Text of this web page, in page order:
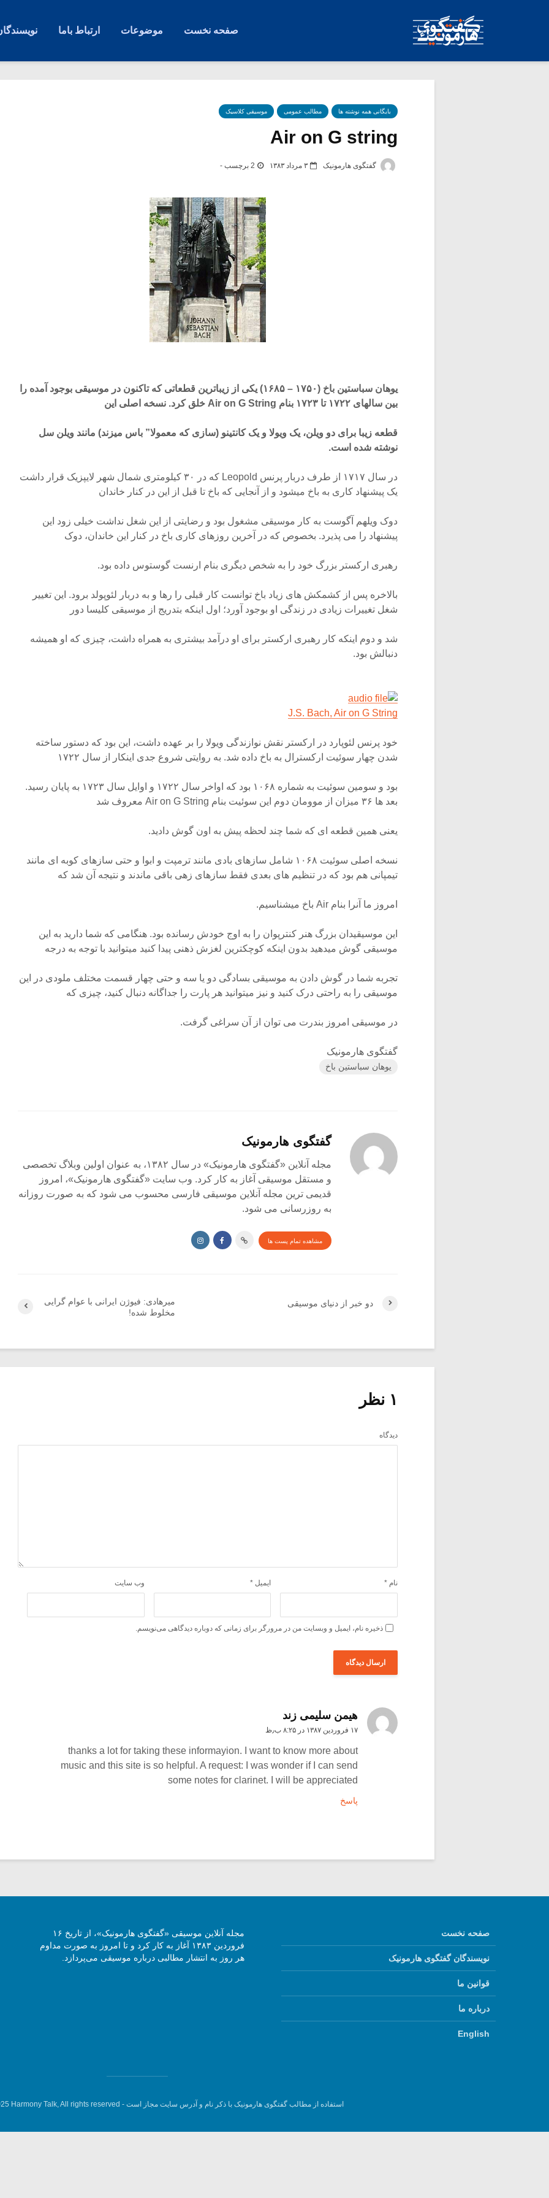
صفحه نخست موضوعات ارتباط باما
بایگانی همه نوشته ها مطالب عمومی موسیقی کلاسیک
Air on G string
گفتگوی هارمونیک ۳ مرداد ۱۳۸۳ 2 برچسب -
یوهان سباستین باخ (۱۷۵۰ – ۱۶۸۵) یکی از زیباترین قطعاتی که تاکنون در موسیقی بوجود آمده را
بین سالهای ۱۷۲۲ تا ۱۷۲۳ بنام Air on G String خلق کرد. نسخه اصلی این
قطعه زیبا برای دو ویلن، یک ویولا و یک کانتینو (سازی که معمولا” باس میزند) مانند ویلن سل
نوشته شده است.
در سال ۱۷۱۷ از طرف دربار پرنس Leopold که در ۳۰ کیلومتری شمال شهر لایپزیک قرار داشت
یک پیشنهاد کاری به باخ میشود و از آنجایی که باخ تا قبل از این در کنار خاندان
دوک ویلهم آگوست به کار موسیقی مشغول بود و رضایتی از این شغل نداشت خیلی زود این
پیشنهاد را می پذیرد. بخصوص که در آخرین روزهای کاری باخ در کنار این خاندان، دوک
رهبری ارکستر بزرگ خود را به شخص دیگری بنام ارنست گوستوس داده بود.
بالاخره پس از کشمکش های زیاد باخ توانست کار قبلی را رها و به دربار لئوپولد برود. این تغییر
شغل تغییرات زیادی در زندگی او بوجود آورد؛ اول اینکه بتدریج از موسیقی کلیسا دور
شد و دوم اینکه کار رهبری ارکستر برای او درآمد بیشتری به همراه داشت، چیزی که او همیشه
دنبالش بود.
J.S. Bach, Air on G String
خود پرنس لئوپارد در ارکستر نقش نوازندگی ویولا را بر عهده داشت، این بود که دستور ساخته
شدن چهار سوئیت ارکسترال به باخ داده شد. به روایتی شروع جدی اینکار از سال ۱۷۲۲
بود و سومین سوئیت به شماره ۱۰۶۸ بود که اواخر سال ۱۷۲۲ و اوایل سال ۱۷۲۳ به پایان رسید.
بعد ها ۳۶ میزان از موومان دوم این سوئیت بنام Air on G String معروف شد
یعنی همین قطعه ای که شما چند لحظه پیش به اون گوش دادید.
نسخه اصلی سوئیت ۱۰۶۸ شامل سازهای بادی مانند ترمپت و ابوا و حتی سازهای کوبه ای مانند
تیمپانی هم بود که در تنظیم های بعدی فقط سازهای زهی باقی ماندند و نتیجه آن شد که
امروز ما آنرا بنام Air باخ میشناسیم.
این موسیقیدان بزرگ هنر کنترپوان را به اوج خودش رسانده بود. هنگامی که شما دارید به این
موسیقی گوش میدهید بدون اینکه کوچکترین لغزش ذهنی پیدا کنید میتوانید با توجه به درجه
تجربه شما در گوش دادن به موسیقی بسادگی دو یا سه و حتی چهار قسمت مختلف ملودی در این
موسیقی را به راحتی درک کنید و نیز میتوانید هر پارت را جداگانه دنبال کنید، چیزی که
در موسیقی امروز بندرت می توان از آن سراغی گرفت.
گفتگوی هارمونیک
یوهان سباستین باخ
گفتگوی هارمونیک
مجله آنلاین «گفتگوی هارمونیک» در سال ۱۳۸۲، به عنوان اولین وبلاگ تخصصی
و مستقل موسیقی آغاز به کار کرد. وب سایت «گفتگوی هارمونیک»، امروز
قدیمی ترین مجله آنلاین موسیقی فارسی محسوب می شود که به صورت روزانه
به روزرسانی می شود.
مشاهده تمام پست ها
میرهادی: فیوژن ایرانی با عوام گرایی
مخلوط شده!
دو خبر از دنیای موسیقی
۱ نظر
دیدگاه
نام * ایمیل * وب‌ سایت
ذخیره نام، ایمیل و وبسایت من در مرورگر برای زمانی که دوباره دیدگاهی می‌نویسم.
هیمن سلیمی زند
۱۷ فروردین ۱۳۸۷ در ۸:۲۵ ب٫ظ
thanks a lot for taking these informayion. I want to know more about
music and this site is so helpful. A request: I was wonder if I can send
some notes for clarinet. I will be appreciated
پاسخ
صفحه نخست
نویسندگان گفتگوی هارمونیک
قوانین ما
درباره ما
English
مجله آنلاین موسیقی «گفتگوی هارمونیک»، از تاریخ ۱۶
فروردین ۱۳۸۳ آغاز به کار کرد و تا امروز به صورت مداوم
هر روز به انتشار مطالبی درباره موسیقی می‌پردازد.
استفاده از مطالب گفتگوی هارمونیک با ذکر نام و آدرس سایت مجاز است - Harmony Talk, All rights reserved.